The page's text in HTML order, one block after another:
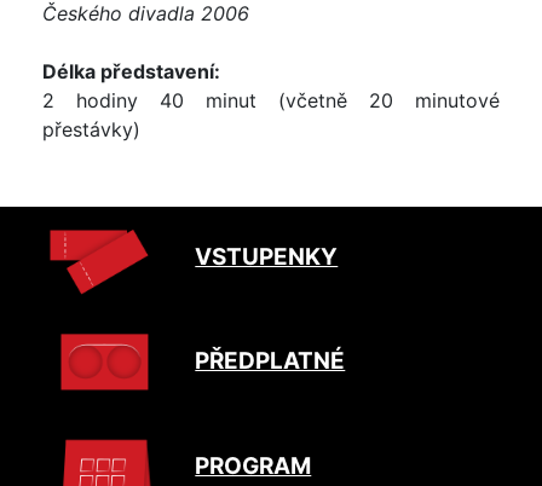
Českého divadla 2006
Délka představení:
2 hodiny 40 minut (včetně 20 minutové
přestávky)
VSTUPENKY
PŘEDPLATNÉ
PROGRAM